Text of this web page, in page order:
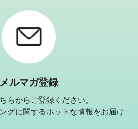
メルマガ登録
らからご登録ください。
グに関するホットな情報をお届け